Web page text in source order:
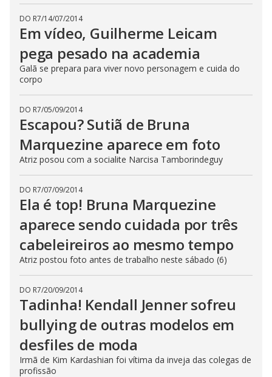
DO R7/14/07/2014
Em vídeo, Guilherme Leicam
pega pesado na academia
Galã se prepara para viver novo personagem e cuida do
corpo
DO R7/05/09/2014
Escapou? Sutiã de Bruna
Marquezine aparece em foto
Atriz posou com a socialite Narcisa Tamborindeguy
DO R7/07/09/2014
Ela é top! Bruna Marquezine
aparece sendo cuidada por três
cabeleireiros ao mesmo tempo
Atriz postou foto antes de trabalho neste sábado (6)
DO R7/20/09/2014
Tadinha! Kendall Jenner sofreu
bullying de outras modelos em
desfiles de moda
Irmã de Kim Kardashian foi vítima da inveja das colegas de
profissão